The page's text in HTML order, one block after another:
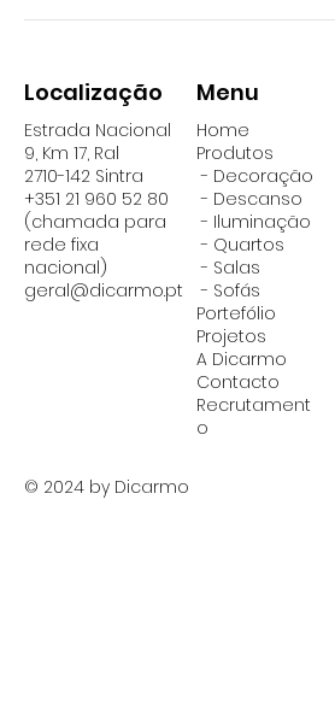
Estrada Nacional
9, Km 17, Ral
2710-142 Sintra
+351 21 960 52 80
(chamada para
rede fixa
nacional)
geral@dicarmo.pt
Localização
Home
Produtos
- Decoração
- Descanso
- Iluminação
- Quartos
- Salas
- Sofás
Portefólio
Projetos
A Dicarmo
Contacto
Recrutament
o
Menu
© 2024 by Dicarmo